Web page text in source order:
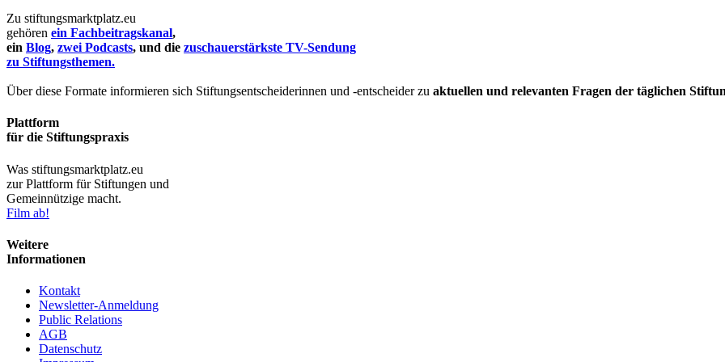
Zu stiftungsmarktplatz.eu
gehören ein Fachbeitragskanal,
ein Blog, zwei Podcasts, und die zuschauerstärkste TV-Sendung
zu Stiftungsthemen.
Über diese Formate informieren sich Stiftungsentscheiderinnen und -entscheider zu aktuellen und relevanten Fragen der täglichen
Plattform
für die Stiftungspraxis
Was stiftungsmarktplatz.eu
zur Plattform für Stiftungen und
Gemeinnützige macht.
Film ab!
Weitere
Informationen
Kontakt
Newsletter-Anmeldung
Public Relations
AGB
Datenschutz